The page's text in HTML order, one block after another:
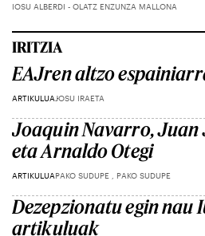
IOSU ALBERDI - OLATZ ENZUNZA MALLONA
IRITZIA
EAJren altzo
ARTIKULUA JOSU IRAETA
Joaquin Navarro, Juan
eta Arnaldo Otegi
ARTIKULUAPAKO SUDUPE , PAKO SUDUPE
Dezepzionatu egin nau
artikuluak